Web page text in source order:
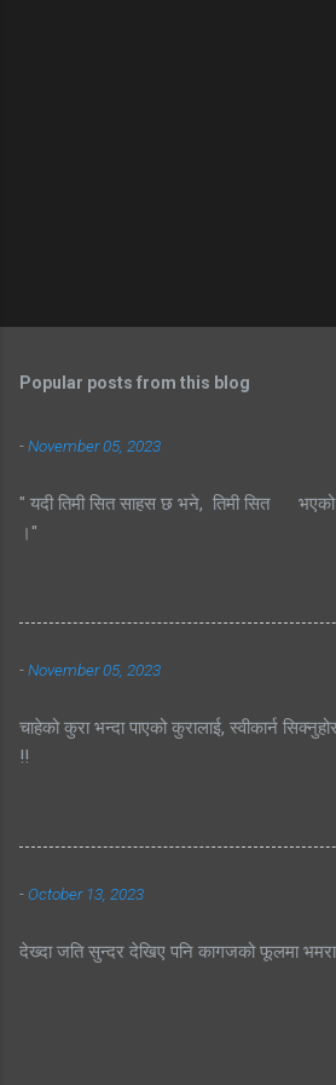
Popular posts from this blog
-November 05, 2023
" यदी तिमी सित साहस छ भने, तिमी सित भएको
।"
-November 05, 2023
चाहेको कुरा भन्दा पाएको कुरालाई, स्वीकार्न
!!
-October 13, 2023
देख्दा जति सुन्दर देखिए पनि कागजको फूलमा